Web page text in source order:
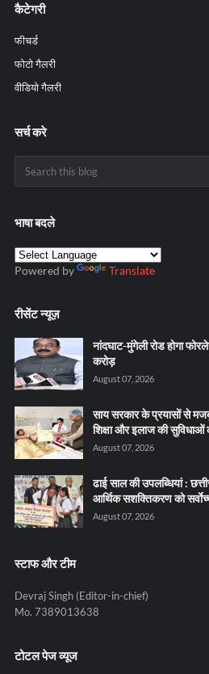
कैटेगरी
फीचर्ड
फोटो गैलरी
वीडियो गैलरी
सर्च करे
भाषा बदले
Powered by Translate
रीसेंट न्यूज़
नांदघाट-मुंगेली रोड होगा
करोड़
August 07, 2026
साय सरकार के प्रयासों से
शिक्षा और इलाज की सुविधाओं
August 07, 2026
ढाई साल की उपलब्धियां :
आर्थिक सशक्तिकरण को
August 07, 2026
स्टाफ और टीम
Devraj Singh (Editor-in-chief)
Mo. 7389013638
टोटल पेज व्यूज